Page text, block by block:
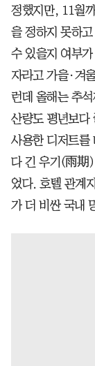
정했지만, 11월
을 정하지 못하
수 있을지 여부
자라고 가을·겨
런데 올해는 추
산량도 평년보다
사용한 디저트를
다 긴 우기(雨期)
었다. 호텔 관계
가 더 비싼 국내